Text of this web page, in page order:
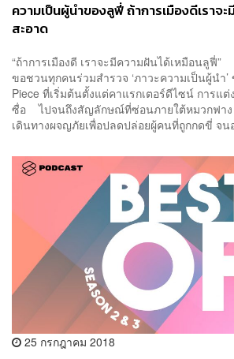
ความเป็นผู้นำของลูฟี่ ถ้าการเมืองดีเราจ
สะอาด
“ถ้าการเมืองดี เราจะมีความฝันได้เหมือนลูฟี่”
ขอชวนทุกคนร่วมสำรวจ ‘ภาวะความเป็นผู้นำ’
Piece ที่เริ่มต้นตั้งแต่คาแรกเตอร์ดีไซน์ การแ
ซื่อ ไปจนถึงสัญลักษณ์ที่ซ่อนภายใต้หมวกฟาง
เดินทางผจญภัยเพื่อปลดปล่อยผู้คนที่ถูกกดขี่ จน
25 กรกฎาคม 2018